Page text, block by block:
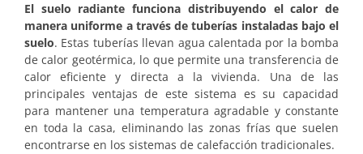
El suelo radiante funciona distribuyendo el calor de
manera uniforme a través de tuberías instaladas bajo el
suelo. Estas tuberías llevan agua calentada por la bomba
de calor geotérmica, lo que permite una transferencia de
calor eficiente y directa a la vivienda. Una de las
principales ventajas de este sistema es su capacidad
para mantener una temperatura agradable y constante
en toda la casa, eliminando las zonas frías que suelen
encontrarse en los sistemas de calefacción tradicionales.